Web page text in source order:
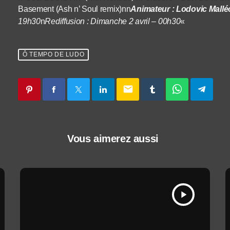
Basement (Ash n’ Soul remix)nnAnimateur : Lodovic
19h30nRediffusion : Dimanche 2 avril – 00h30«
Ô TEMPO DE LUDO
email
Vous aimerez aussi
play_arrow